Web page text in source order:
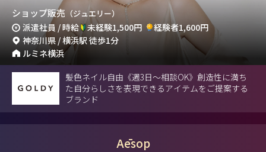
ショップ販売 （ジュエリー）
派遣社員 / 時給 未経験1,500円
経験者1,600円
神奈川県 / 横浜駅 徒歩1分
ルミネ横浜
髪色ネイル自由《週3日～相談OK》創造性に満ち
た自分らしさを表現できるアイテムをご提案する
ブランド
Aēsop